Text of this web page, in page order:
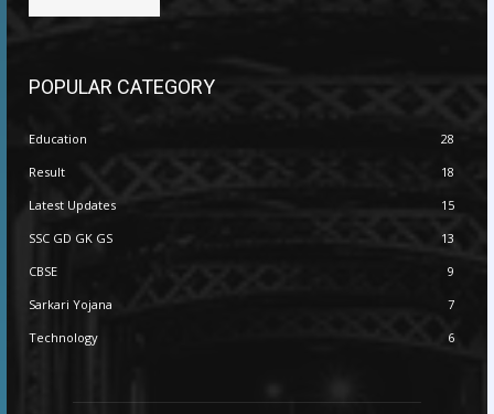
POPULAR CATEGORY
Education
28
Result
18
Latest Updates
15
SSC GD GK GS
13
CBSE
9
Sarkari Yojana
7
Technology
6